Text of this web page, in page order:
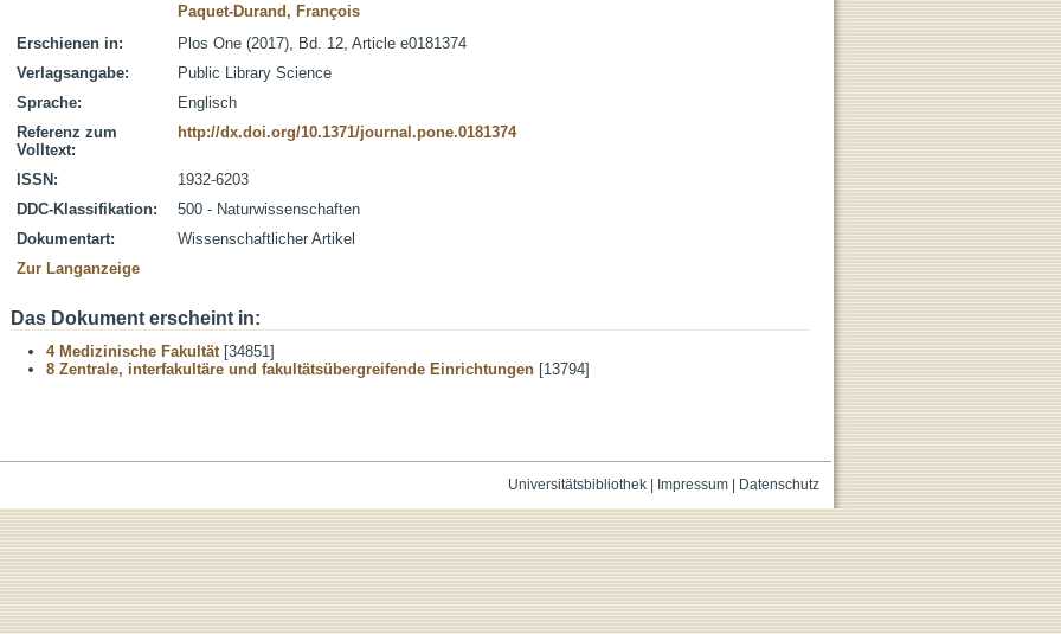
Paquet-Durand, François
Erschienen in:
Plos One (2017), Bd. 12, Article e0181374
Verlagsangabe:
Public Library Science
Sprache:
Englisch
Referenz zum
Volltext:
http://dx.doi.org/10.1371/journal.pone.0181374
ISSN:
1932-6203
DDC-Klassifikation:
500 - Naturwissenschaften
Dokumentart:
Wissenschaftlicher Artikel
Zur Langanzeige
Das Dokument erscheint in:
4 Medizinische Fakultät[34851]
8 Zentrale, interfakultäre und fakultätsübergreifende Einrichtungen [13794]
Universitätsbibliothek| Impressum| Datenschutz